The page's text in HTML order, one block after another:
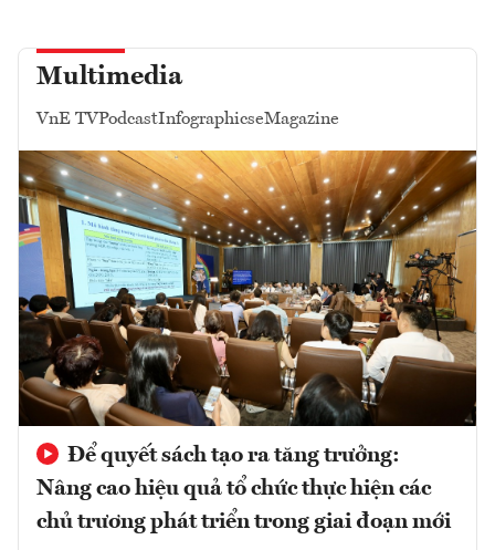
Multimedia
VnE TVPodcastInfographicseMagazine
Để quyết sách tạo ra tăng trưởng:
Nâng cao hiệu quả tổ chức thực hiện các
chủ trương phát triển trong giai đoạn mới